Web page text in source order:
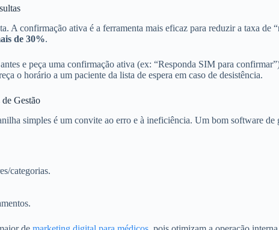
A confirmação ativa é a ferramenta mais eficaz para reduzir a taxa
de 30%.
e peça uma confirmação ativa (ex: “Responda SIM para
o horário a um paciente da lista de espera em caso de desistência.
Gestão
simples é um convite ao erro e à ineficiência. Um bom software
categorias.